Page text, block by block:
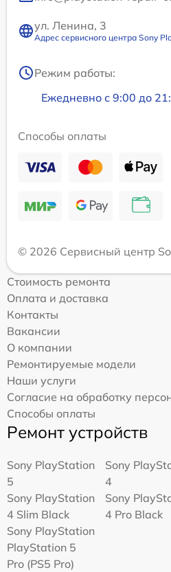
ул. Ленина, 3
Адрес сервисного центра Sony
Режим работы:
Ежедневно с 9:00 до
Способы оплаты
© 2026 Сервисный центр
Стоимость ремонта
Оплата и доставка
Контакты
Вакансии
О компании
Ремонтируемые модели
Наши услуги
Согласие на обработку
Способы оплаты
Ремонт устройств
Sony PlayStation
5
Sony
4
Sony PlayStation
4 Slim Black
Sony
4 Pro Black
Sony PlayStation
PlayStation 5
Pro (PS5 Pro)